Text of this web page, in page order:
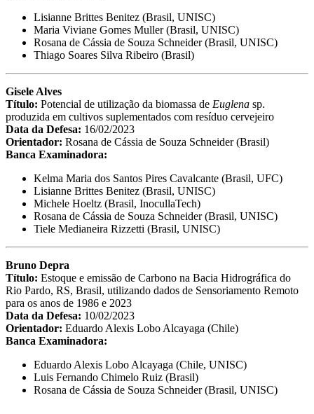
Lisianne Brittes Benitez (Brasil, UNISC)
Maria Viviane Gomes Muller (Brasil, UNISC)
Rosana de Cássia de Souza Schneider (Brasil, UNISC)
Thiago Soares Silva Ribeiro (Brasil)
Gisele Alves
Título: Potencial de utilização da biomassa de Euglena sp.
produzida em cultivos suplementados com resíduo cervejeiro
Data da Defesa: 16/02/2023
Orientador: Rosana de Cássia de Souza Schneider (Brasil)
Banca Examinadora:
Kelma Maria dos Santos Pires Cavalcante (Brasil, UFC)
Lisianne Brittes Benitez (Brasil, UNISC)
Michele Hoeltz (Brasil, InocullaTech)
Rosana de Cássia de Souza Schneider (Brasil, UNISC)
Tiele Medianeira Rizzetti (Brasil, UNISC)
Bruno Depra
Título: Estoque e emissão de Carbono na Bacia Hidrográfica do
Rio Pardo, RS, Brasil, utilizando dados de Sensoriamento Remoto
para os anos de 1986 e 2023
Data da Defesa: 10/02/2023
Orientador: Eduardo Alexis Lobo Alcayaga (Chile)
Banca Examinadora:
Eduardo Alexis Lobo Alcayaga (Chile, UNISC)
Luis Fernando Chimelo Ruiz (Brasil)
Rosana de Cássia de Souza Schneider (Brasil, UNISC)